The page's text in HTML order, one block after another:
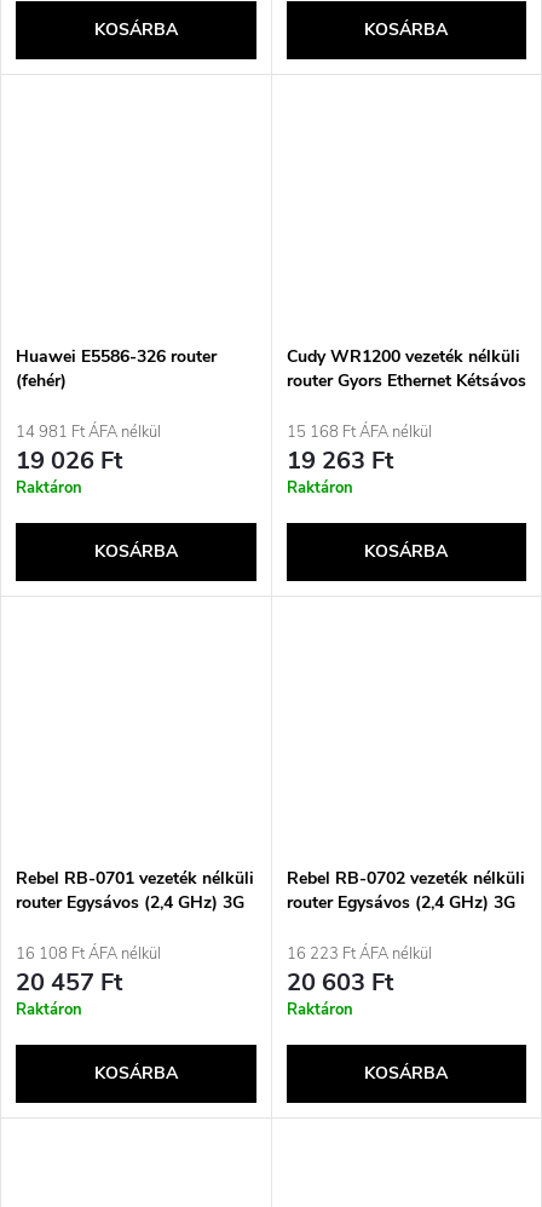
KOSÁRBA KOSÁRBA
Huawei E5586-326 router
(fehér)
14 981 Ft ÁFA nélkül
19 026 Ft
Raktáron
KOSÁRBA
Cudy WR1200 vezeték nélküli
router Gyors Ethernet Kétsávos
15 168 Ft ÁFA nélkül
19 263 Ft
Raktáron
KOSÁRBA
Rebel RB-0701 vezeték nélküli
router Egysávos (2,4 GHz) 3G
16 108 Ft ÁFA nélkül
20 457 Ft
Raktáron
KOSÁRBA
Rebel RB-0702 vezeték nélküli
router Egysávos (2,4 GHz) 3G
16 223 Ft ÁFA nélkül
20 603 Ft
Raktáron
KOSÁRBA